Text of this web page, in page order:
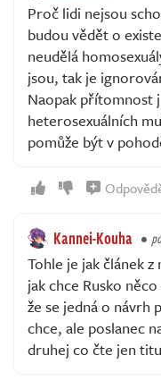
Proč lidi nejsou
budou vědět o
neudělá
jsou, tak je
Naopak přítomnost
heterosexuálních
pomůže být v
Kannei-Kouha
Tohle je jak článek
jak chce Rusko
že se jedná o návrh
chce, ale poslanec
druhej co čte jen